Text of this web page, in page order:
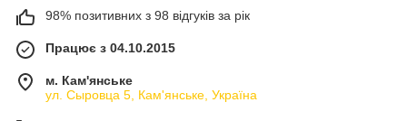
98% позитивних з 98 відгуків за рік
Працює з 04.10.2015
м. Кам'янське
ул. Сыровца 5, Кам'янське, Україна